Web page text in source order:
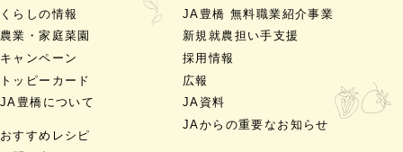
くらしの情報
農業・家庭菜園
キャンペーン
トッピーカード
JA豊橋について
JA豊橋 無料職業紹介事業
新規就農担い手支援
採用情報
広報
JA資料
JAからの重要なお知らせ
おすすめレシピ